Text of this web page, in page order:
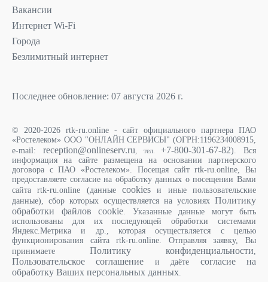
Вакансии
Интернет Wi-Fi
Города
Безлимитный интернет
Последнее обновление: 07 августа 2026 г.
© 2020-2026 rtk-ru.online - сайт официального партнера ПАО
«Ростелеком» ООО "ОНЛАЙН СЕРВИСЫ" (ОГРН:1196234008915,
e-mail: reception@onlineserv.ru , тел.+7-800-301-67-82). Вся
информация на сайте размещена на основании партнерского
договора с ПАО «Ростелеком». Посещая сайт rtk-ru.online, Вы
предоставляете согласие на обработку данных о посещении Вами
сайта rtk-ru.online (данные cookies и иные пользовательские
данные), сбор которых осуществляется на условиях Политику
обработки файлов cookie . Указанные данные могут быть
использованы для их последующей обработки системами
Яндекс.Метрика и др., которая осуществляется с целью
функционирования сайта rtk-ru.online. Отправляя заявку, Вы
принимаете Политику конфиденциальности
Пользовательское соглашение и даёте согласие на
обработку Ваших персональных данных